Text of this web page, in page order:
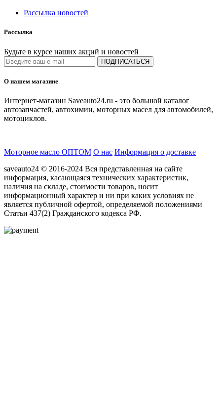
Рассылка новостей
Рассылка
Будьте в курсе наших акций и новостей
ПОДПИСАТЬСЯ
О нашем магазине
Интернет-магазин Saveauto24.ru - это большой каталог
автозапчастей, автохимии, моторных масел для автомобилей,
мотоциклов.
Моторное масло ОПТОМ О нас Информация о доставке
saveauto24 © 2016-2024 Вся представленная на сайте
информация, касающаяся технических характеристик,
наличия на складе, стоимости товаров, носит
информационный характер и ни при каких условиях не
является публичной офертой, определяемой положениями
Статьи 437(2) Гражданского кодекса РФ.